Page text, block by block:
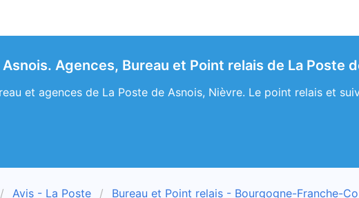
Asnois. Agences, Bureau et Point relais de La Poste
et agences de La Poste de Asnois, Nièvre. Le point relais et
Avis - La Poste
Bureau et Point relais - Bourgogne-Franche-